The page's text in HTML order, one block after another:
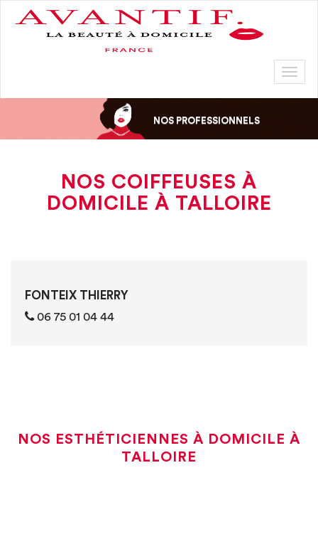
NOS PROFESSIONNELS
NOS COIFFEUSES À
DOMICILE À TALLOIRE
FONTEIX THIERRY
06 75 01 04 44
NOS ESTHÉTICIENNES À DOMICILE À
TALLOIRE